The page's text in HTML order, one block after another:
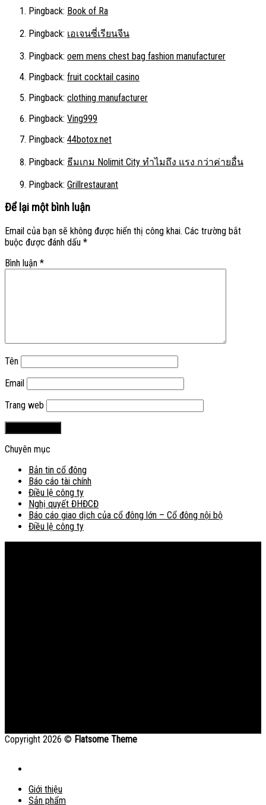
Pingback: Book of Ra
Pingback: เอเจนซี่เรียนจีน
Pingback: oem mens chest bag fashion manufacturer
Pingback: fruit cocktail casino
Pingback: clothing manufacturer
Pingback: Ving999
Pingback: 44botox.net
Pingback: ธีมเกม Nolimit City ทำไมถึง แรง กว่าค่ายอื่น
Pingback: Grillrestaurant
Để lại một bình luận
Email của bạn sẽ không được hiển thị công khai. Các trường bắt
buộc được đánh dấu *
Bình luận *
Tên
Email
Trang web
Chuyên mục
Bản tin cổ đông
Báo cáo tài chính
Điều lệ công ty
Nghị quyết ĐHĐCĐ
Báo cáo giao dịch của cổ đông lớn – Cổ đông nội bộ
Điều lệ công ty
Copyright 2026 © Flatsome Theme
Giới thiệu
Sản phẩm